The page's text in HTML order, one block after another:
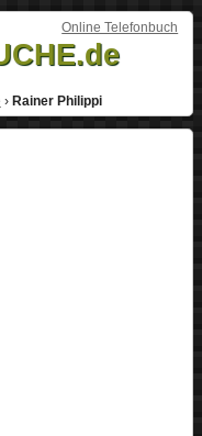
Online Telefonbuch
› Rainer Philippi